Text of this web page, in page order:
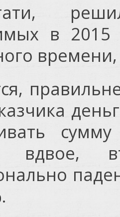
в 2015
сумму
вдвое,